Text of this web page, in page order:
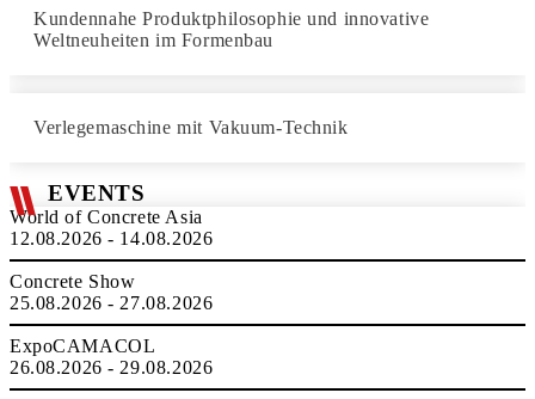
Kundennahe Produktphilosophie und innovative
Weltneuheiten im Formenbau
Verlegemaschine mit Vakuum-Technik
EVENTS
World of Concrete Asia
12.08.2026 - 14.08.2026
Concrete Show
25.08.2026 - 27.08.2026
ExpoCAMACOL
26.08.2026 - 29.08.2026